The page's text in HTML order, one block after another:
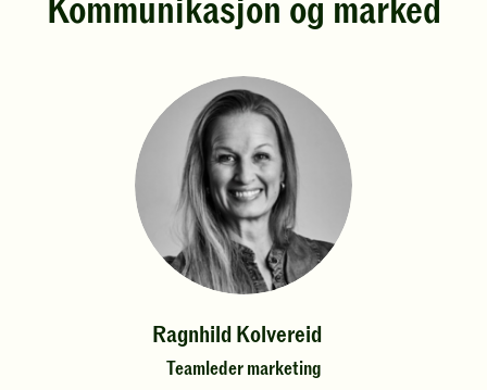
Kommunikasjon og marked
Ragnhild Kolvereid
Teamleder marketing